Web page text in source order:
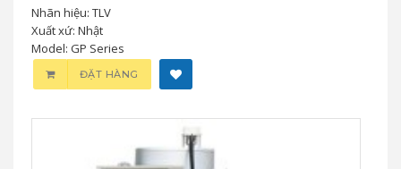
Nhãn hiệu: TLV
Xuất xứ: Nhật
Model: GP Series
ĐẶT HÀNG